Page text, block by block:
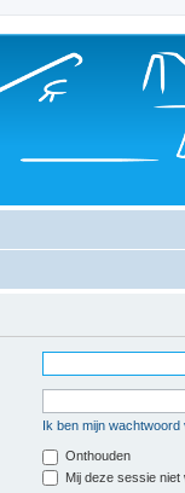
Ik ben mijn wachtwoord
Onthouden
Mij deze sessie niet